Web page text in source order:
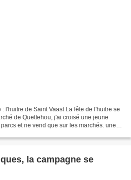
l'huitre de Saint Vaast La fête de l'huitre se
de Quettehou, j'ai croisé une jeune
et ne vend que sur les marchés. une
la campagne se